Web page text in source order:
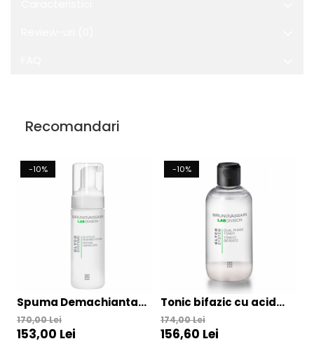
Recomandari
-10%
Spuma Demachianta
cu Acid Glicolic 150ml -
Glyco Washing Foam –
170,00 Lei
153,00 Lei
-10%
Tonic bifazic cu acid
Glicolic 200ml - Glyco
Dual Phase Toner –
174,00 Lei
156,60 Lei